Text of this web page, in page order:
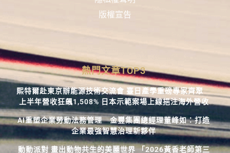
版權宣告
熱門文章TOP3
熙特爾赴東京辦能源技術交流會 臺日產學重磅專家齊聚
上半年營收狂飆1,508% 日本示範案場上線挹注海外營收
AI重塑企業勞動法務管理 金豐集團總經理董峰如：打造
企業最強智慧治理新夥伴
動動派對 畫出動物共生的美麗世界 「2026黃香老師第三